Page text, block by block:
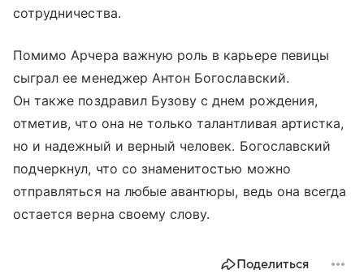
сотрудничества.
Помимо Арчера важную роль в карьере певицы
сыграл ее менеджер Антон Богославский.
Он также поздравил Бузову с днем рождения,
отметив, что она не только талантливая артистка,
но и надежный и верный человек. Богославский
подчеркнул, что со знаменитостью можно
отправляться на любые авантюры, ведь она всегда
остается верна своему слову.
Поделиться